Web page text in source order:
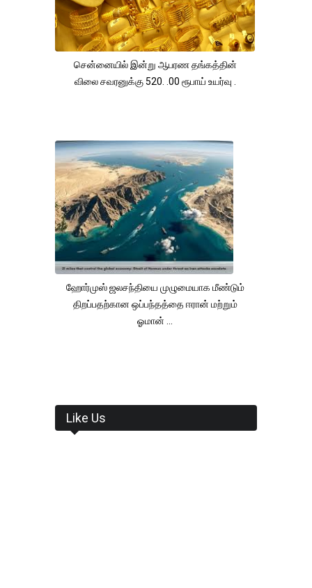
சென்னையில் இன்று ஆபரண தங்கத்தின்
விலை சவரனுக்கு 520. .00 ரூபாய் உயர்வு .
ஹோர்முஸ் ஜலசந்தியை முழுமையாக மீண்டும்
திறப்பதற்கான ஒப்பந்தத்தை ஈரான் மற்றும்
ஓமான் ...
Like Us